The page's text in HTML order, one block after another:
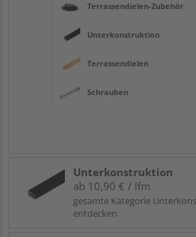
Terrassendielen-Zubehör
Unterkonstruktion
Terrassendielen
Schrauben
Unterkonstruktion
ab 10,90 € / lfm
gesamte Kategorie
entdecken